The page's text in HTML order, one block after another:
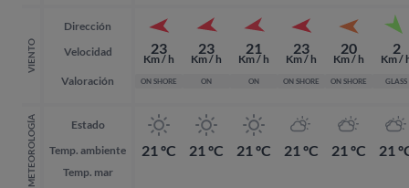
VIENTO
Dirección
Velocidad
Valoración
METEOROLOGÍA
Estado
Temp. ambiente
Temp. mar
23
Km / h
ON SHORE
21 ºC
23
Km / h
ON
21 ºC
21
Km / h
ON
21 ºC
23
Km / h
ON SHORE
21 ºC
20
Km / h
ON SHORE
21 ºC
2
Km /
GLASS
21